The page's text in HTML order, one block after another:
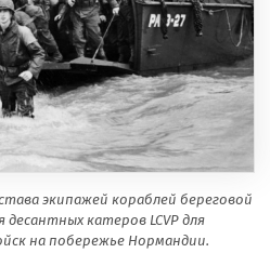
экипажей кораблей береговой
катеров LCVP для
на побережье Нормандии.